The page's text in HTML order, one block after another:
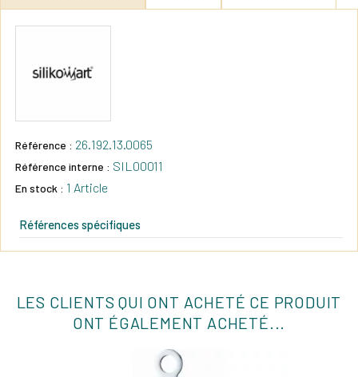
Référence : 26.192.13.0065
Référence interne : SIL00011
En stock : 1 Article
Références spécifiques
LES CLIENTS QUI ONT ACHETÉ CE PRODUIT
ONT ÉGALEMENT ACHETÉ...